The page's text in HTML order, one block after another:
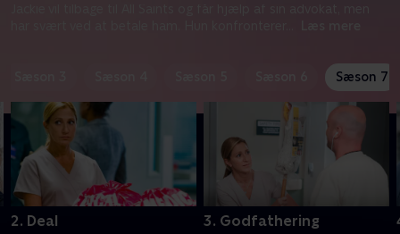
Sæson 7
2. Deal 3. Godfathering